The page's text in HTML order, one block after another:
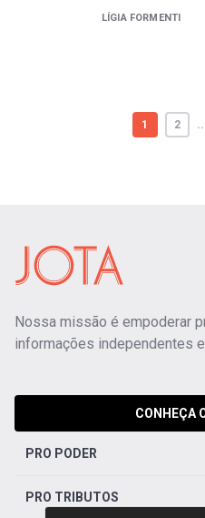
LÍGIA FORMENTI
1 2
Nossa missão é empoderar
informações independentes
CONHEÇA
PRO PODER
PRO TRIBUTOS